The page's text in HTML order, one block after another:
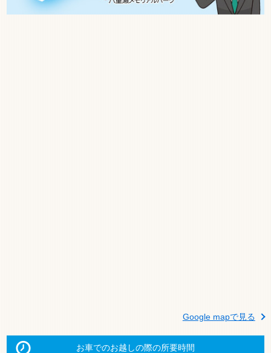
Google mapで見る
お車でのお越しの際の所要時間